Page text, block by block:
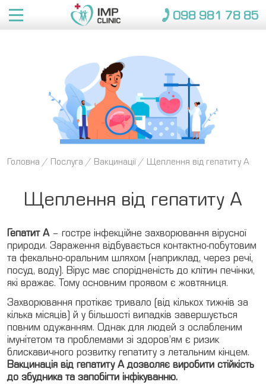
098 981 78 85
Переваги
Новини
Дорослі
Консультації
Вакцинації
Пакети
Діти
Консультації
Вакцинація
Медкомісії
Медкомісія
для моряків
Меддовідки
Довідки
для вступу
для
Застрахованим
Страхові компанії
Медичні страховки
Контакти
UA
RU
EN
Головна / Послуга / Вакцинації / Щеплення від гепатиту A
Щеплення від гепатиту A
Гепатит A– гостре інфекційне захворювання вірусної
природи. Зараження відбувається контактно-побутовим
та фекально-оральним шляхом (наприклад, через речі,
посуд, воду). Вірус має спорідненість до клітин печінки,
які вражає. Тому основним проявом є жовтяниця.
Захворювання протікає тривало (від кількох тижнів за
кілька місяців) й у більшості випадків завершується
повним одужанням. Однак для людей з ослабленим
імунітетом та проблемами зі здоров’ям є ризик
блискавичного розвитку гепатиту з летальним кінцем.
Вакцинація від гепатиту A дозволяє виробити стійкість
до збудника та запобігти інфікуванню.